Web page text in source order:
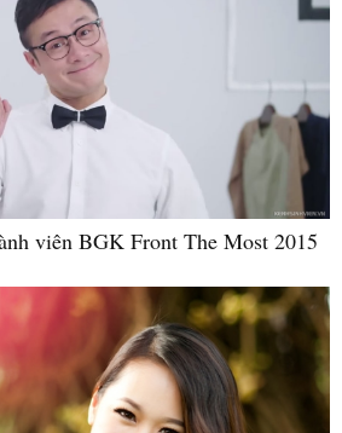
viên BGK Front The Most 2015